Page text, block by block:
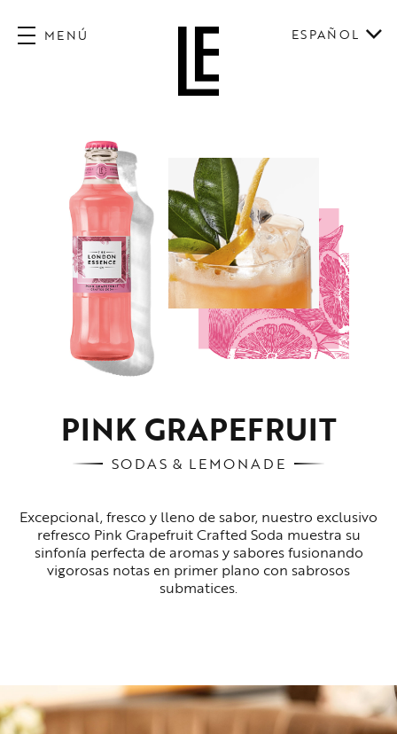
MENÚ ESPAÑOL
PINK GRAPEFRUIT
SODAS & LEMONADE
Excepcional, fresco y lleno de sabor, nuestro exclusivo
refresco Pink Grapefruit Crafted Soda muestra su
sinfonía perfecta de aromas y sabores fusionando
vigorosas notas en primer plano con sabrosos
submatices.